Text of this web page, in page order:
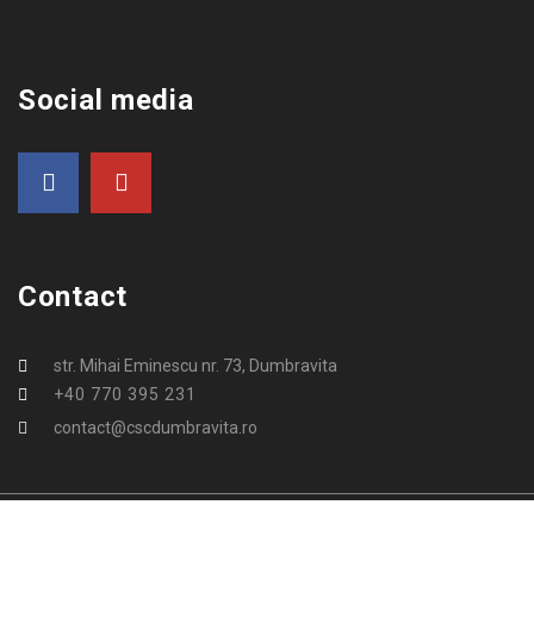
Social media
Contact
str. Mihai Eminescu nr. 73, Dumbravita
+40 770 395 231
contact@cscdumbravita.ro